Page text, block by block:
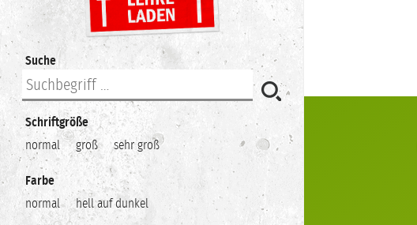
Suche
Schriftgröße
normal
groß sehr groß
Farbe
normal
hell auf dunkel